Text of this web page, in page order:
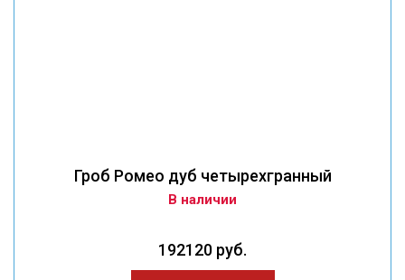
Гроб Ромео дуб четырехгранный
В наличии
192120 руб.